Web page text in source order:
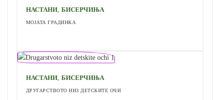
НАСТАНИ, БИСЕРЧИЊА
МОЈАТА ГРАДИНКА
НАСТАНИ, БИСЕРЧИЊА
ДРУГАРСТВОТО НИЗ ДЕТСКИТЕ ОЧИ